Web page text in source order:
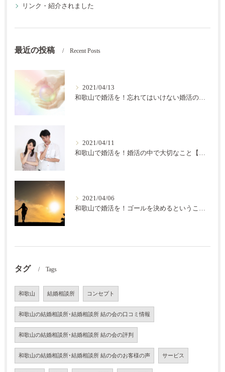
リンク・紹介されました
最近の投稿 Recent Posts
2021/04/13
和歌山で婚活を！忘れてはいけない婚活の秘訣【結の会】
2021/04/11
和歌山で婚活を！婚活の中で大切なこと【結の会】
2021/04/06
和歌山で婚活を！ゴールを決めるということ【結の会】
タグ Tags
和歌山 結婚相談所 コンセプト
和歌山の結婚相談所･結婚相談所 結の会の口コミ情報
和歌山の結婚相談所･結婚相談所 結の会の評判
和歌山の結婚相談所･結婚相談所 結の会のお客様の声 サービス